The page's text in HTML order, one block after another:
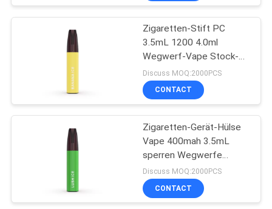
Zigarette
Gewürzte e-
Zigarette
Zigaretten-Stift PC
3.5mL 1200 4.0ml
Wegwerf-Vape Stock-E
Hauche
Discuss MOQ:2000PCS
CONTACT
Zigaretten-Gerät-Hülse
Vape 400mah 3.5mL
sperren Wegwerfe
Auszüge der Frucht-
1.2ohm ein
Discuss MOQ:2000PCS
CONTACT